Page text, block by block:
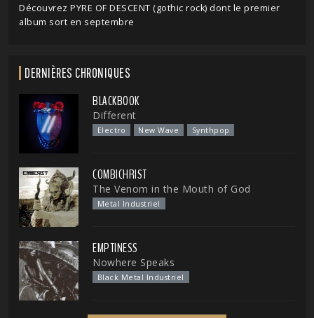
Découvrez PYRE OF DESCENT (gothic rock) dont le premier
album sort en septembre
DERNIÈRES CHRONIQUES
BLACKBOOK
Different
Electro New Wave Synthpop
COMBICHRIST
The Venom in the Mouth of God
Metal Industriel
EMPTINESS
Nowhere Speaks
Black Metal Industriel